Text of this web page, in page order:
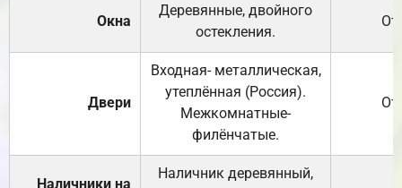
Окна
Деревянные, двойного
остекления.
Двери
Входная- металлическая,
утеплённая (Россия).
Межкомнатные-
филёнчатые.
Наличники на
Наличник деревянный,